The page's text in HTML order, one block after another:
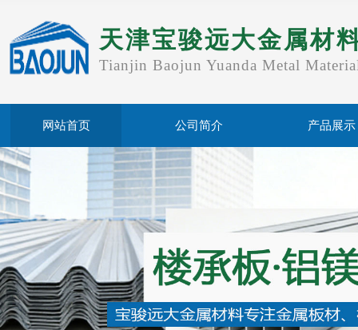
天津宝骏远大金属材
Tianjin Baojun Yuanda Metal
网站首页 公司简介 产品展示